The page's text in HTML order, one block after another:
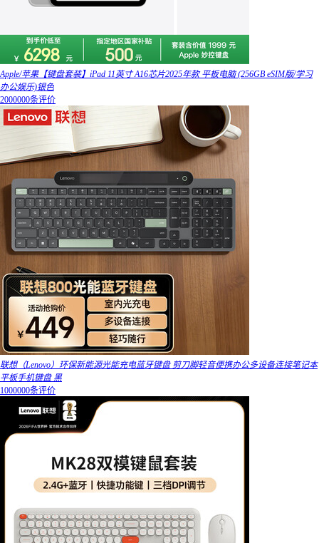
Apple/苹果【键盘套装】iPad 11英寸 A16芯片2025年款 平板电脑 (256GB eSIM版/学习
办公娱乐)银色
2000000条评价
联想（Lenovo）环保新能源光能充电蓝牙键盘 剪刀脚轻音便携办公多设备连接笔记本
平板手机键盘 黑
1000000条评价